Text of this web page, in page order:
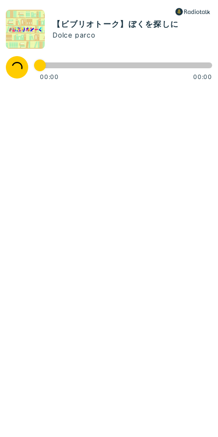
【ビブリオトーク】ぼくを探しに
Dolce parco
00:00 00:00